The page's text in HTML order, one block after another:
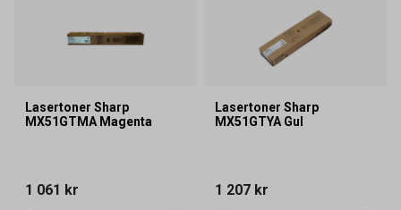
Lasertoner Sharp
MX51GTMA Magenta
1 061 kr
Lasertoner Sharp
MX51GTYA Gul
1 207 kr